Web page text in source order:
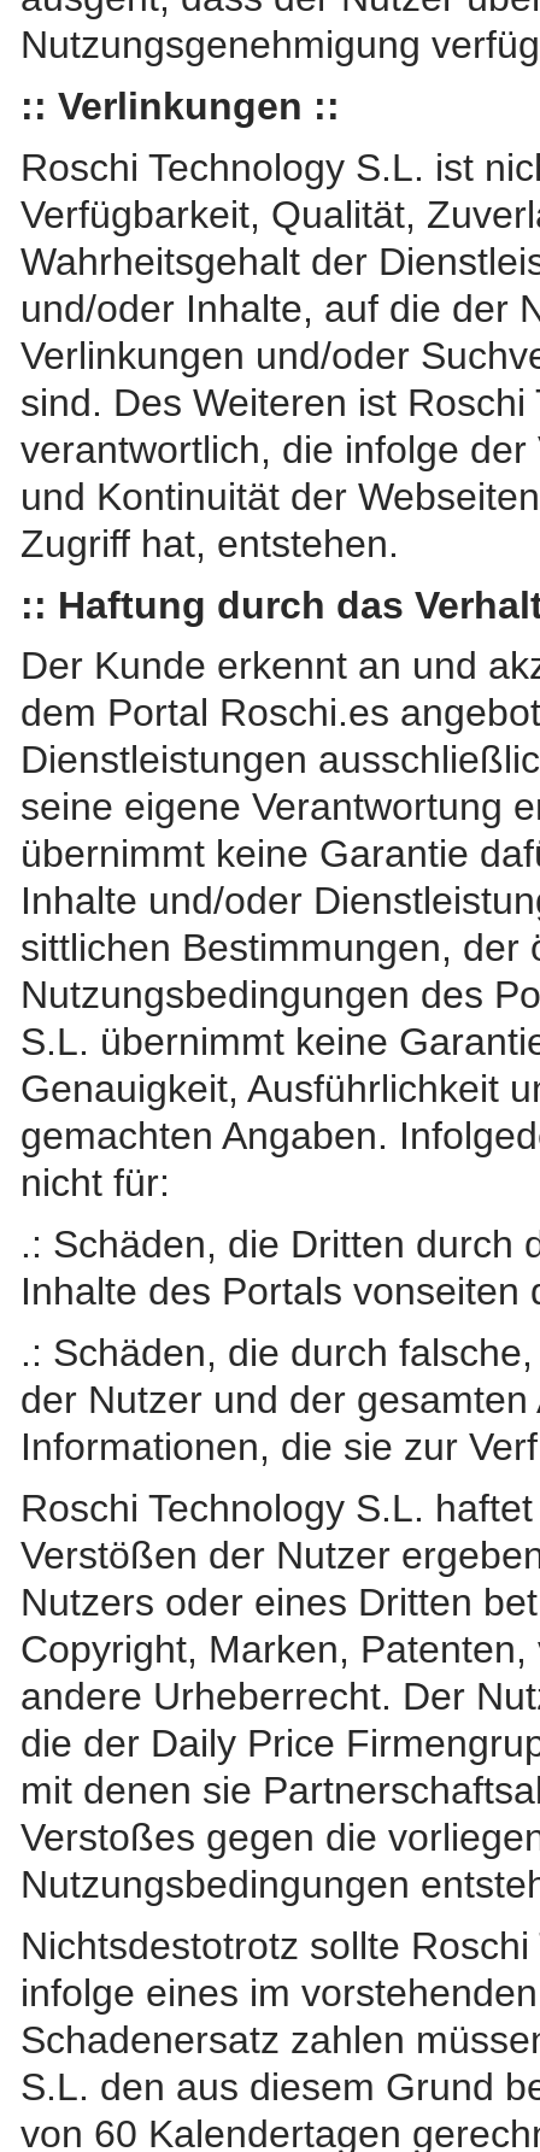
Nutzungsgenehmigung
:: Verlinkungen ::
Roschi Technology S.L. ist
Verfügbarkeit, Qualität,
Wahrheitsgehalt der
und/oder Inhalte, auf die der
Verlinkungen und/oder
sind. Des Weiteren ist
verantwortlich, die infolge
und Kontinuität der
Zugriff hat, entstehen.
:: Haftung durch das
Der Kunde erkennt an und
dem Portal Roschi.es
Dienstleistungen
seine eigene Verantwortung
übernimmt keine Garantie
Inhalte und/oder
sittlichen Bestimmungen, der
Nutzungsbedingungen des
S.L. übernimmt keine
Genauigkeit, Ausführlichkeit
gemachten Angaben.
nicht für:
.: Schäden, die Dritten durch
Inhalte des Portals vonseiten
.: Schäden, die durch
der Nutzer und der
Informationen, die sie zur
Roschi Technology S.L.
Verstößen der Nutzer
Nutzers oder eines Dritten
Copyright, Marken,
andere Urheberrecht. Der
die der Daily Price
mit denen sie
Verstoßes gegen die
Nutzungsbedingungen
Nichtsdestotrotz sollte
infolge eines im
Schadenersatz zahlen
S.L. den aus diesem Grund
von 60 Kalendertagen